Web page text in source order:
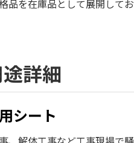
品を在庫品として展開してお
詳細
シート